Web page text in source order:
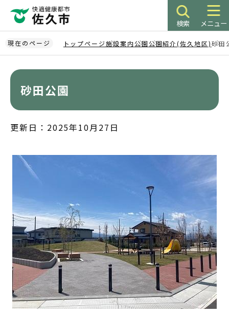
ペ
ー
ジ
検索 メニュー
現在のページ トップページ施設案内公園公園紹介(佐久地区)砂田
砂田公園
更新日：2025年10月27日